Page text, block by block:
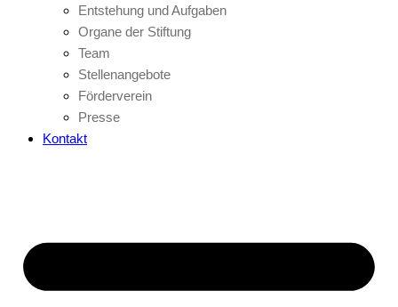
Entstehung und Aufgaben
Organe der Stiftung
Team
Stellenangebote
Förderverein
Presse
Kontakt